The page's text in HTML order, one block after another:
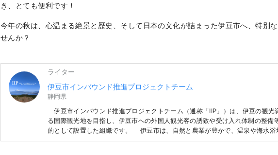
き、とても便利です！
今年の秋は、心温まる絶景と歴史、そして日本の文化が詰まった伊豆市へ、特別
せんか？
ライター
伊豆市インバウンド推進プロジェクトチーム
静岡県
伊豆市インバウンド推進プロジェクトチーム（通称「IIP」）は、伊豆の観光
る国際観光地を目指し、伊豆市への外国人観光客の誘致や受け入れ体制の整備
的として設置した組織です。 伊豆市は、自然と農業が豊かで、温泉や海水浴
様々な観光スポットがあります。また、東京から電車で約２時間とアクセスが